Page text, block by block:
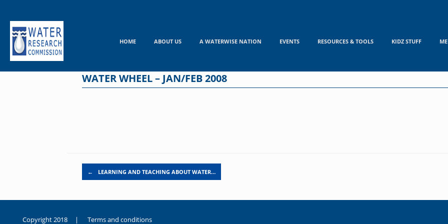
content
HOME ABOUT US A WATERWISE NATION EVENTS RESOURCES & TOOLS KIDZ STUFF
WATER WHEEL – JAN/FEB 2008
Post navigation
← LEARNING AND TEACHING ABOUT WATER…
Copyright 2018 | Terms and conditions